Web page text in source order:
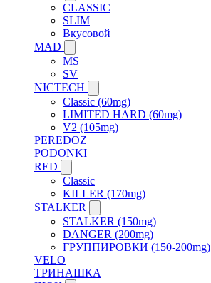
CLASSIC
SLIM
Вкусовой
MAD
MS
SV
NICTECH
Classic (60mg)
LIMITED HARD (60mg)
V2 (105mg)
PEREDOZ
PODONKI
RED
Classic
KILLER (170mg)
STALKER
STALKER (150mg)
DANGER (200mg)
ГРУППИРОВКИ (150-200mg)
VELO
ТРИНАШКА